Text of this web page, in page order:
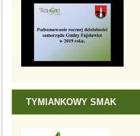
TYMIANKOWY SMAK